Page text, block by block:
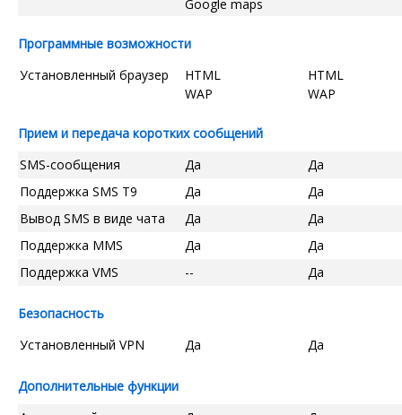
Google maps
Программные возможности
Установленный браузер
HTML
WAP
HTML
WAP
Прием и передача коротких сообщений
SMS-сообщения
Да
Да
Поддержка SMS T9
Да
Да
Вывод SMS в виде чата
Да
Да
Поддержка MMS
Да
Да
Поддержка VMS
-- Да
Безопасность
Установленный VPN
Да Да
Дополнительные функции